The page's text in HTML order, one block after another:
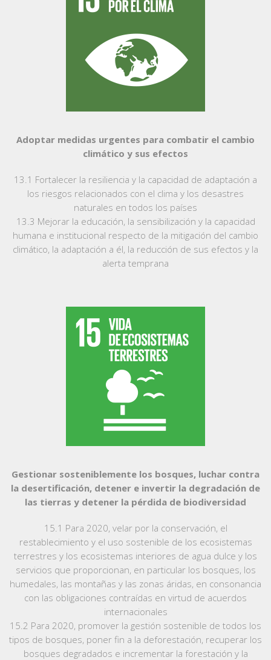
Adoptar medidas urgentes para combatir el cambio
climático y sus efectos
13.1 Fortalecer la resiliencia y la capacidad de adaptación a
los riesgos relacionados con el clima y los desastres
naturales en todos los países
13.3 Mejorar la educación, la sensibilización y la capacidad
humana e institucional respecto de la mitigación del cambio
climático, la adaptación a él, la reducción de sus efectos y la
alerta temprana
Gestionar sosteniblemente los bosques, luchar contra
la desertificación, detener e invertir la degradación de
las tierras y detener la pérdida de biodiversidad
15.1 Para 2020, velar por la conservación, el
restablecimiento y el uso sostenible de los ecosistemas
terrestres y los ecosistemas interiores de agua dulce y los
servicios que proporcionan, en particular los bosques, los
humedales, las montañas y las zonas áridas, en consonancia
con las obligaciones contraídas en virtud de acuerdos
internacionales
15.2 Para 2020, promover la gestión sostenible de todos los
tipos de bosques, poner fin a la deforestación, recuperar los
bosques degradados e incrementar la forestación y la